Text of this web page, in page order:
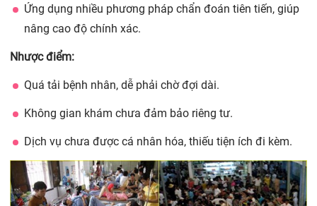
Ứng dụng nhiều phương pháp chẩn đoán tiên tiến, giúp
nâng cao độ chính xác.
Nhược điểm:
Quá tải bệnh nhân, dễ phải chờ đợi dài.
Không gian khám chưa đảm bảo riêng tư.
Dịch vụ chưa được cá nhân hóa, thiếu tiện ích đi kèm.